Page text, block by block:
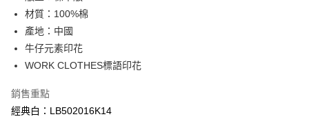
國泰世華商業銀行
臺灣中小企業銀行
匯豐（台灣）商業銀行
聯邦商業銀行
元大商業銀行
台新國際商業銀行
台灣樂天信用卡公司
Apple Pay
悠遊付
全盈+PAY
材質：100%棉
產地：中國
牛仔元素印花
WORK CLOTHES標語印花
銷售重點
經典白：LB502016K14